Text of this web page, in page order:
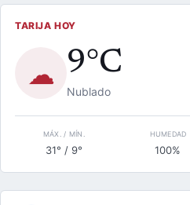
TARIJA HOY
☁ 9°C
Nublado
MÁX. / MÍN.
31° / 9°
HUMEDAD
100%